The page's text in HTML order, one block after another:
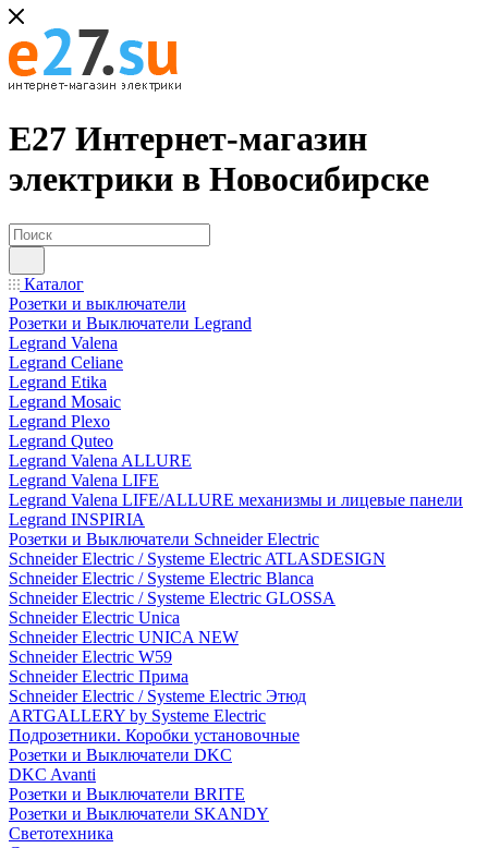
Е27 Интернет-магазин
электрики в Новосибирске
Каталог
Розетки и выключатели
Розетки и Выключатели Legrand
Legrand Valena
Legrand Celiane
Legrand Etika
Legrand Mosaic
Legrand Plexo
Legrand Quteo
Legrand Valena ALLURE
Legrand Valena LIFE
Legrand Valena LIFE/ALLURE механизмы и лицевые панели
Legrand INSPIRIA
Розетки и Выключатели Schneider Electric
Schneider Electric / Systeme Electric ATLASDESIGN
Schneider Electric / Systeme Electric Blanca
Schneider Electric / Systeme Electric GLOSSA
Schneider Electric Unica
Schneider Electric UNICA NEW
Schneider Electric W59
Schneider Electric Прима
Schneider Electric / Systeme Electric Этюд
ARTGALLERY by Systeme Electric
Подрозетники. Коробки установочные
Розетки и Выключатели DKC
DKC Avanti
Розетки и Выключатели BRITE
Розетки и Выключатели SKANDY
Светотехника